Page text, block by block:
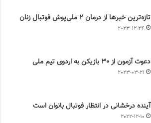
تازه‌ترین خبرها از درمان ۲ ملی‌پوش فوتبال زنان
2023-12-24
دعوت آزمون از 30 بازیکن به اردوی تیم ملی
2023-03-21
آینده درخشانی در انتظار فوتبال بانوان است
2022-12-10